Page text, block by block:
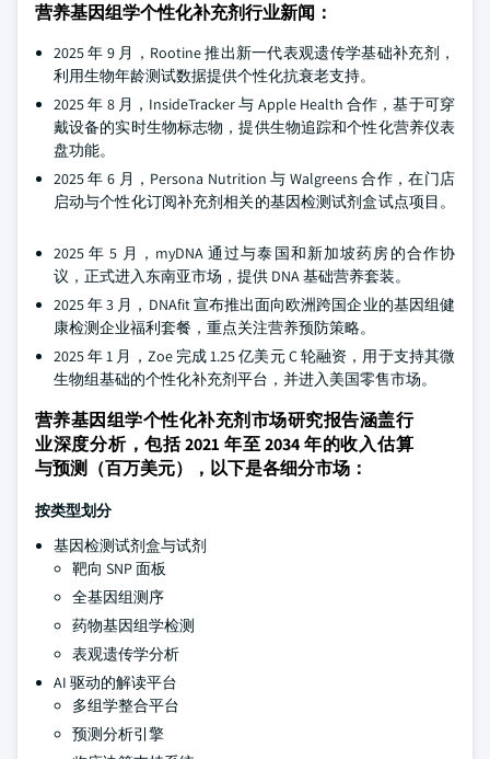
营养基因组学个性化补充剂行业新闻：
2025 年 9 月，Rootine 推出新一代表观遗传学基础补充剂，
利用生物年龄测试数据提供个性化抗衰老支持。
2025 年 8 月，InsideTracker 与 Apple Health 合作，基于可穿
戴设备的实时生物标志物，提供生物追踪和个性化营养仪表
盘功能。
2025 年 6 月，Persona Nutrition 与 Walgreens 合作，在门店
启动与个性化订阅补充剂相关的基因检测试剂盒试点项目。
2025 年 5 月，myDNA 通过与泰国和新加坡药房的合作协
议，正式进入东南亚市场，提供 DNA 基础营养套装。
2025 年 3 月，DNAfit 宣布推出面向欧洲跨国企业的基因组健
康检测企业福利套餐，重点关注营养预防策略。
2025 年 1 月，Zoe 完成 1.25 亿美元 C 轮融资，用于支持其微
生物组基础的个性化补充剂平台，并进入美国零售市场。
营养基因组学个性化补充剂市场研究报告涵盖行
业深度分析，包括 2021 年至 2034 年的收入估算
与预测（百万美元），以下是各细分市场：
按类型划分
基因检测试剂盒与试剂
靶向 SNP 面板
全基因组测序
药物基因组学检测
表观遗传学分析
AI 驱动的解读平台
多组学整合平台
预测分析引擎